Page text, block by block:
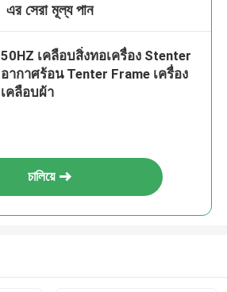
এর সেরা মূল্য পান
50HZ เคลือบสิ่งทอเครื่อง Stenter
อากาศร้อน Tenter Frame เครื่อง
เคลือบผ้า
চালিয়ে